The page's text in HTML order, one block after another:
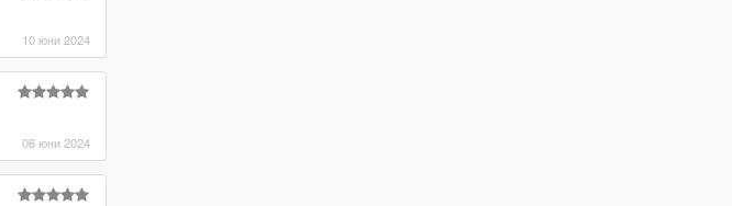
10 юни 2024
06 юни 2024